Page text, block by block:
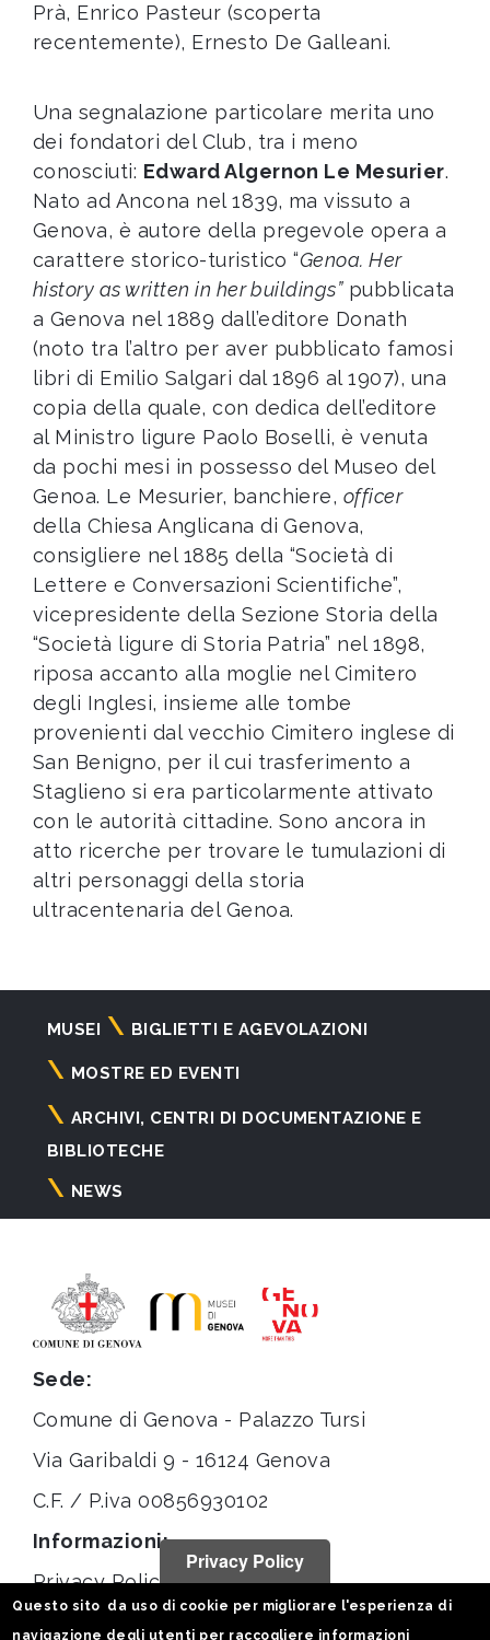
Prà, Enrico Pasteur (scoperta
recentemente), Ernesto De Galleani.
Una segnalazione particolare merita uno
dei fondatori del Club, tra i meno
conosciuti: Edward Algernon Le Mesurier.
Nato ad Ancona nel 1839, ma vissuto a
Genova, è autore della pregevole opera a
carattere storico-turistico “Genoa. Her
history as written in her buildings”pubblicata
a Genova nel 1889 dall’editore Donath
(noto tra l’altro per aver pubblicato famosi
libri di Emilio Salgari dal 1896 al 1907), una
copia della quale, con dedica dell’editore
al Ministro ligure Paolo Boselli, è venuta
da pochi mesi in possesso del Museo del
Genoa. Le Mesurier, banchiere, officer
della Chiesa Anglicana di Genova,
consigliere nel 1885 della “Società di
Lettere e Conversazioni Scientifiche”,
vicepresidente della Sezione Storia della
“Società ligure di Storia Patria” nel 1898,
riposa accanto alla moglie nel Cimitero
degli Inglesi, insieme alle tombe
provenienti dal vecchio Cimitero inglese di
San Benigno, per il cui trasferimento a
Staglieno si era particolarmente attivato
con le autorità cittadine. Sono ancora in
atto ricerche per trovare le tumulazioni di
altri personaggi della storia
ultracentenaria del Genoa.
Navigazione
principale
MUSEI BIGLIETTI E AGEVOLAZIONI
MOSTRE ED EVENTI
ARCHIVI, CENTRI DI DOCUMENTAZIONE E
BIBLIOTECHE
NEWS
Sede:
Comune di Genova - Palazzo Tursi
Via Garibaldi 9 - 16124 Genova
C.F. / P.iva 00856930102
Informazioni:
Privacy Policy
Privacy Policy
Questo sito da uso di cookie per migliorare l'esperienza di
navigazione degli utenti per raccogliere informazioni